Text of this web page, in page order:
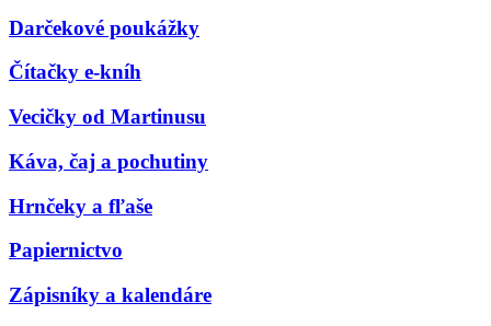
Darčekové poukážky
Čítačky e-kníh
Vecičky od Martinusu
Káva, čaj a pochutiny
Hrnčeky a fľaše
Papiernictvo
Zápisníky a kalendáre